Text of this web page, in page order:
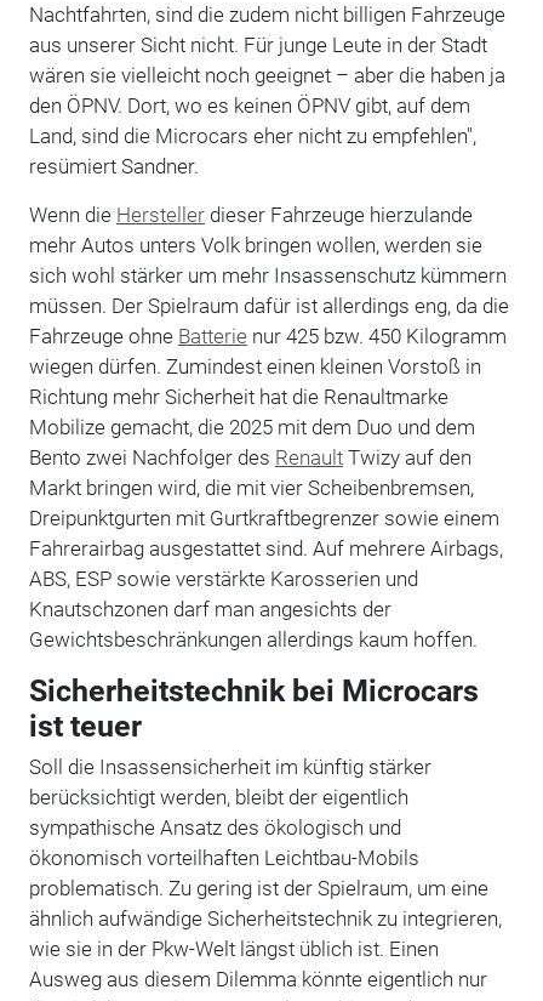
Nachtfahrten, sind die zudem nicht billigen Fahrzeuge
aus unserer Sicht nicht. Für junge Leute in der Stadt
wären sie vielleicht noch geeignet – aber die haben ja
den ÖPNV. Dort, wo es keinen ÖPNV gibt, auf dem
Land, sind die Microcars eher nicht zu empfehlen",
resümiert Sandner.
Wenn die Herstellerdieser Fahrzeuge hierzulande
mehr Autos unters Volk bringen wollen, werden sie
sich wohl stärker um mehr Insassenschutz kümmern
müssen. Der Spielraum dafür ist allerdings eng, da die
Fahrzeuge ohne Batterie nur 425 bzw. 450 Kilogramm
wiegen dürfen. Zumindest einen kleinen Vorstoß in
Richtung mehr Sicherheit hat die Renaultmarke
Mobilize gemacht, die 2025 mit dem Duo und dem
Bento zwei Nachfolger des RenaultTwizy auf den
Markt bringen wird, die mit vier Scheibenbremsen,
Dreipunktgurten mit Gurtkraftbegrenzer sowie einem
Fahrerairbag ausgestattet sind. Auf mehrere Airbags,
ABS, ESP sowie verstärkte Karosserien und
Knautschzonen darf man angesichts der
Gewichtsbeschränkungen allerdings kaum hoffen.
Sicherheitstechnik bei Microcars
ist teuer
Soll die Insassensicherheit im künftig stärker
berücksichtigt werden, bleibt der eigentlich
sympathische Ansatz des ökologisch und
ökonomisch vorteilhaften Leichtbau-Mobils
problematisch. Zu gering ist der Spielraum, um eine
ähnlich aufwändige Sicherheitstechnik zu integrieren,
wie sie in der Pkw-Welt längst üblich ist. Einen
Ausweg aus diesem Dilemma könnte eigentlich nur